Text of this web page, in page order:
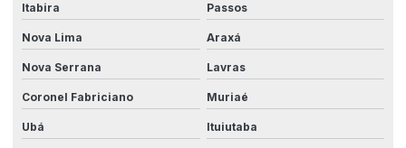
Projeto elétrico industrial
Projeto painel elétrico industrial
Projeto unifilar elétrico industrial
Projetos de automação
Itabira Passos
Nova Lima Araxá
Nova Serrana Lavras
Coronel Fabriciano Muriaé
Ubá Ituiutaba